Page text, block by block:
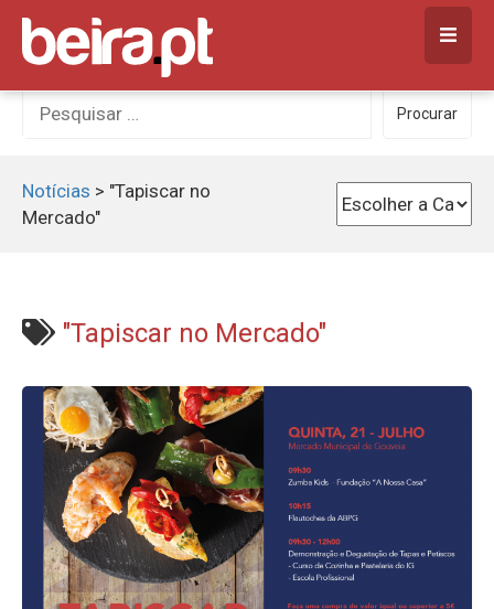
Skip
content
Procurar
por:
Procurar
Notícias > "Tapiscar no
Mercado"
"Tapiscar no Mercado"